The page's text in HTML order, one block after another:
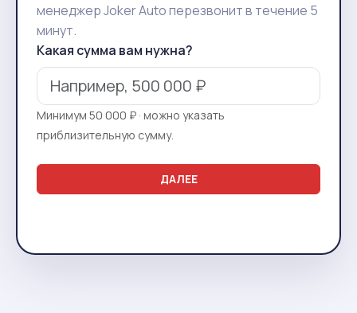
менеджер Joker Auto перезвонит в течение 5
минут.
Какая сумма вам нужна?
Минимум 50 000 ₽ · можно указать
приблизительную сумму.
ДАЛЕЕ